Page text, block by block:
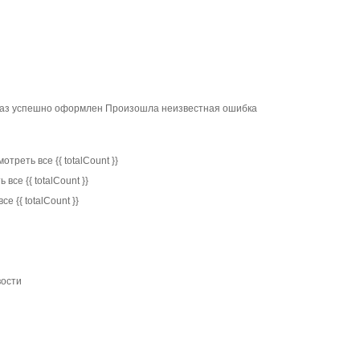
успешно оформлен Произошла неизвестная ошибка
все {{ totalCount }}
все {{ totalCount }}
{{ totalCount }}